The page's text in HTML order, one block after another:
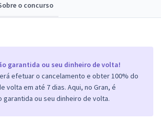
o concurso
garantida ou seu dinheiro de volta!
efetuar o cancelamento e obter 100% do
volta em até 7 dias. Aqui, no Gran, é
garantida ou seu dinheiro de volta.